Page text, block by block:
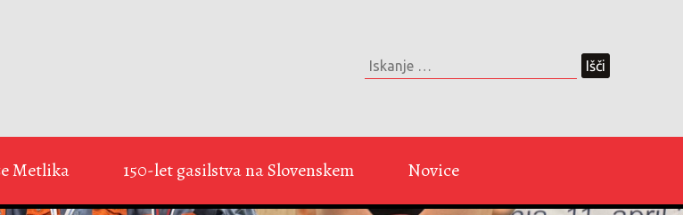
Metlika 150-let gasilstva na Slovenskem Novice